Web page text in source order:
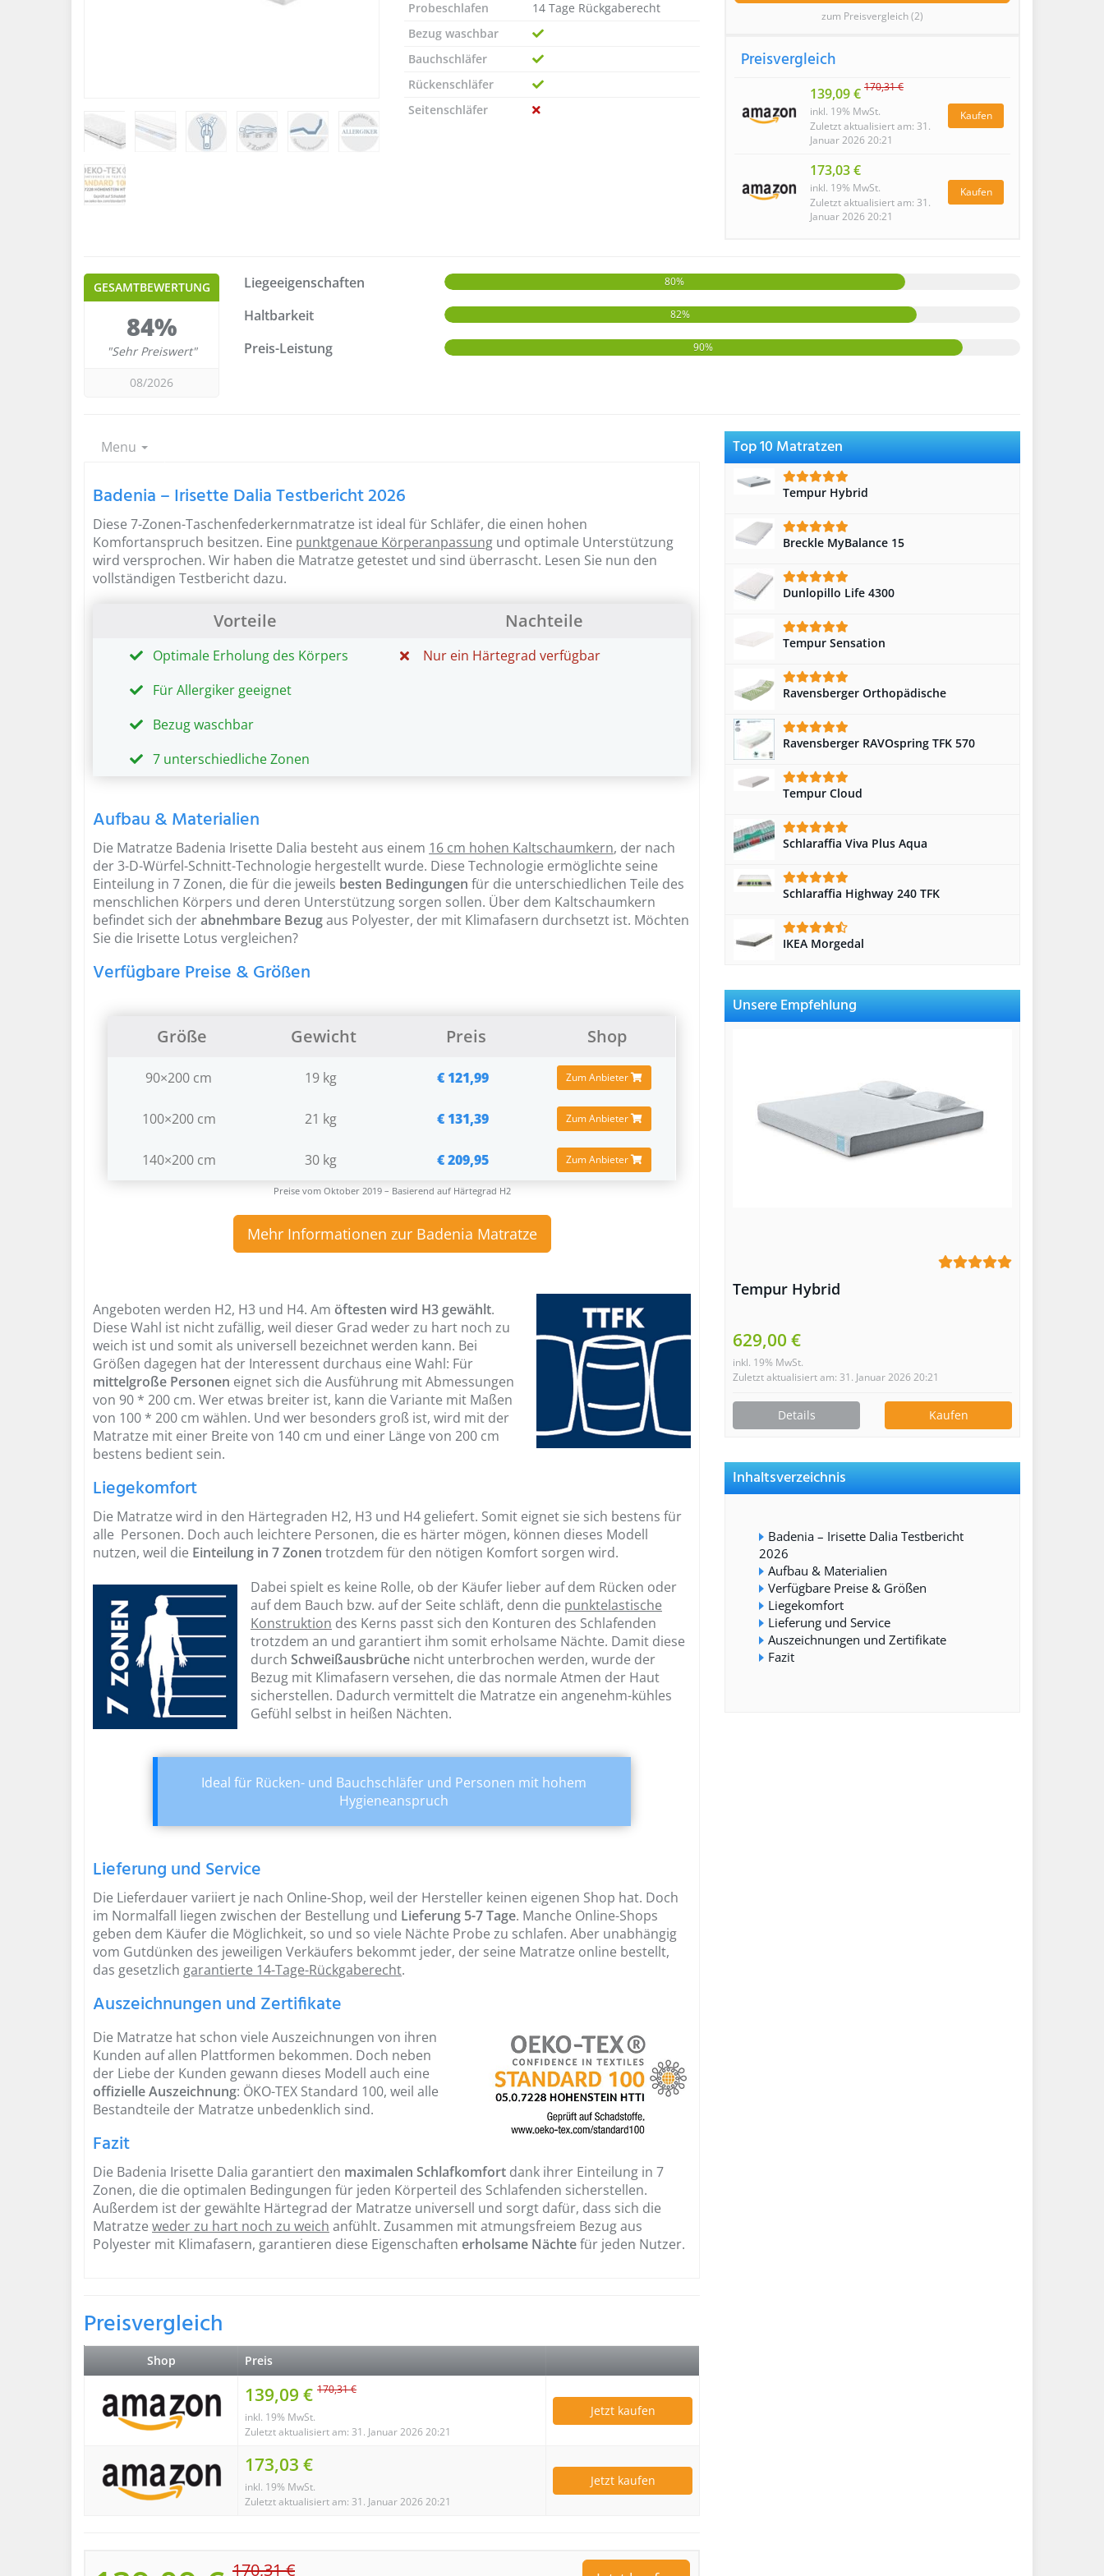
zum Preisvergleich (2)
Preisvergleich
139,09 € 170,31 €
inkl. 19% MwSt.
Zuletzt aktualisiert am: 31.
Januar 2026 20:21
Kaufen
173,03 €
inkl. 19% MwSt.
Zuletzt aktualisiert am: 31.
Januar 2026 20:21
Kaufen
Probeschlafen
14 Tage Rückgaberecht
Bezug waschbar
Bauchschläfer
Rückenschläfer
Seitenschläfer
GESAMTBEWERTUNG
84%
"Sehr Preiswert"
08/2026
Liegeeigenschaften 80%
Haltbarkeit 82%
Preis-Leistung 90%
Menu
Badenia – Irisette Dalia Testbericht 2026
Diese 7-Zonen-Taschenfederkernmatratze ist ideal für Schläfer, die einen hohen
Komfortanspruch besitzen. Eine punktgenaue Körperanpassung und optimale Unterstützung
wird versprochen. Wir haben die Matratze getestet und sind überrascht. Lesen Sie nun den
vollständigen Testbericht dazu.
Vorteile Nachteile
Optimale Erholung des Körpers
Nur ein Härtegrad verfügbar
Für Allergiker geeignet
Bezug waschbar
7 unterschiedliche Zonen
Aufbau & Materialien
Die Matratze Badenia Irisette Dalia besteht aus einem 16 cm hohen Kaltschaumkern, der nach
der 3-D-Würfel-Schnitt-Technologie hergestellt wurde. Diese Technologie ermöglichte seine
Einteilung in 7 Zonen, die für die jeweils besten Bedingungen für die unterschiedlichen Teile des
menschlichen Körpers und deren Unterstützung sorgen sollen. Über dem Kaltschaumkern
befindet sich derabnehmbare Bezugaus Polyester, der mit Klimafasern durchsetzt ist. Möchten
Sie die Irisette Lotus vergleichen?
Verfügbare Preise & Größen
Größe Gewicht Preis
90×200 cm 19 kg € 121,99
100×200 cm 21 kg € 131,39
140×200 cm 30 kg € 209,95
Shop
Zum Anbieter
Zum Anbieter
Zum Anbieter
Preise vom Oktober 2019 – Basierend auf Härtegrad H2
Mehr Informationen zur Badenia Matratze
Angeboten werden H2, H3 und H4. Am öftesten wird H3 gewählt.
Diese Wahl ist nicht zufällig, weil dieser Grad weder zu hart noch zu
weich ist und somit als universell bezeichnet werden kann. Bei
Größen dagegen hat der Interessent durchaus eine Wahl: Für
mittelgroße Personen eignet sich die Ausführung mit Abmessungen
von 90 * 200 cm. Wer etwas breiter ist, kann die Variante mit Maßen
von 100 * 200 cm wählen. Und wer besonders groß ist, wird mit der
Matratze mit einer Breite von 140 cm und einer Länge von 200 cm
bestens bedient sein.
Liegekomfort
Die Matratze wird in den Härtegraden H2, H3 und H4 geliefert. Somit eignet sie sich bestens für
alle Personen. Doch auch leichtere Personen, die es härter mögen, können dieses Modell
nutzen, weil die Einteilung in 7 Zonen trotzdem für den nötigen Komfort sorgen wird.
Dabei spielt es keine Rolle, ob der Käufer lieber auf dem Rücken oder
auf dem Bauch bzw. auf der Seite schläft, denn die punktelastische
Konstruktion des Kerns passt sich den Konturen des Schlafenden
trotzdem an und garantiert ihm somit erholsame Nächte. Damit diese
durch Schweißausbrüche nicht unterbrochen werden, wurde der
Bezug mit Klimafasern versehen, die das normale Atmen der Haut
sicherstellen. Dadurch vermittelt die Matratze ein angenehm-kühles
Gefühl selbst in heißen Nächten.
Ideal für Rücken- und Bauchschläfer und Personen mit hohem
Hygieneanspruch
Lieferung und Service
Die Lieferdauer variiert je nach Online-Shop, weil der Hersteller keinen eigenen Shop hat. Doch
im Normalfall liegen zwischen der Bestellung und Lieferung 5-7 Tage. Manche Online-Shops
geben dem Käufer die Möglichkeit, so und so viele Nächte Probe zu schlafen. Aber unabhängig
vom Gutdünken des jeweiligen Verkäufers bekommt jeder, der seine Matratze online bestellt,
das gesetzlich garantierte 14-Tage-Rückgaberecht.
Auszeichnungen und Zertifikate
Die Matratze hat schon viele Auszeichnungen von ihren
Kunden auf allen Plattformen bekommen. Doch neben
der Liebe der Kunden gewann dieses Modell auch eine
offizielle Auszeichnung: ÖKO-TEX Standard 100, weil alle
Bestandteile der Matratze unbedenklich sind.
Fazit
Die Badenia Irisette Dalia garantiert den maximalen Schlafkomfort dank ihrer Einteilung in 7
Zonen, die die optimalen Bedingungen für jeden Körperteil des Schlafenden sicherstellen.
Außerdem ist der gewählte Härtegrad der Matratze universell und sorgt dafür, dass sich die
Matratze weder zu hart noch zu weich anfühlt. Zusammen mit atmungsfreiem Bezug aus
Polyester mit Klimafasern, garantieren diese Eigenschaften erholsame Nächtefür jeden Nutzer.
Preisvergleich
Shop Preis
139,09 € 170,31 €
inkl. 19% MwSt.
Zuletzt aktualisiert am: 31. Januar 2026 20:21
Jetzt kaufen
173,03 €
inkl. 19% MwSt.
Zuletzt aktualisiert am: 31. Januar 2026 20:21
Jetzt kaufen
170,31 €
Top 10 Matratzen
Tempur Hybrid
Breckle MyBalance 15
Dunlopillo Life 4300
Tempur Sensation
Ravensberger Orthopädische
Ravensberger RAVOspring TFK 570
Tempur Cloud
Schlaraffia Viva Plus Aqua
Schlaraffia Highway 240 TFK
IKEA Morgedal
Unsere Empfehlung
Tempur Hybrid
629,00 €
inkl. 19% MwSt.
Zuletzt aktualisiert am: 31. Januar 2026 20:21
Details Kaufen
Inhaltsverzeichnis
Badenia – Irisette Dalia Testbericht
2026
Aufbau & Materialien
Verfügbare Preise & Größen
Liegekomfort
Lieferung und Service
Auszeichnungen und Zertifikate
Fazit